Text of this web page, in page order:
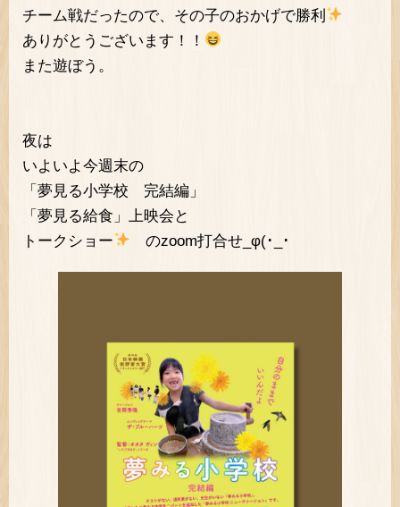
チーム戦だったので、その子のおかげで勝利
ありがとうございます！！
また遊ぼう。
夜は
いよいよ今週末の
「夢見る小学校 完結編」
「夢見る給食」上映会と
トークショー
のzoom打合せ_φ(･_･